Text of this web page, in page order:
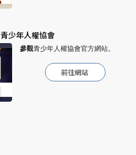
青少年人權協會
參觀青少年人權協會官方網站。
前往網站